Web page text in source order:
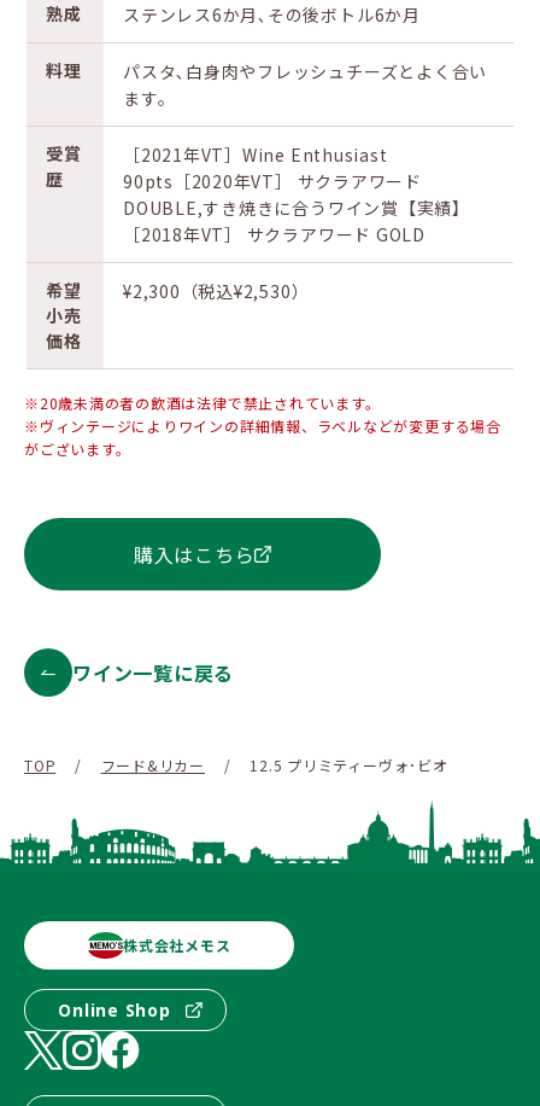
熟成 ステンレス6か月､その後ボトル6か月
料理
パスタ､白身肉やフレッシュチーズとよく合い
ます。
受賞
歴
［2021年VT］Wine Enthusiast
90pts［2020年VT］ サクラアワード
DOUBLE,すき焼きに合うワイン賞【実績】
［2018年VT］ サクラアワード GOLD
希望
小売
価格
¥2,300（税込¥2,530）
※20歳未満の者の飲酒は法律で禁止されています。
※ヴィンテージによりワインの詳細情報、ラベルなどが変更する場合
がございます。
購入はこちら
ワイン一覧に戻る
TOP / フード&リカー / 12.5 プリミティーヴォ･ビオ
株式会社メモス
Online Shop